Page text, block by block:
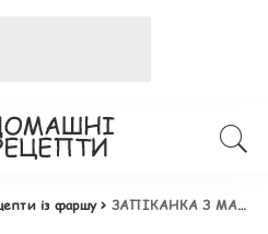
із фаршу> ЗАПІКАНКА З МАКАРОНИ